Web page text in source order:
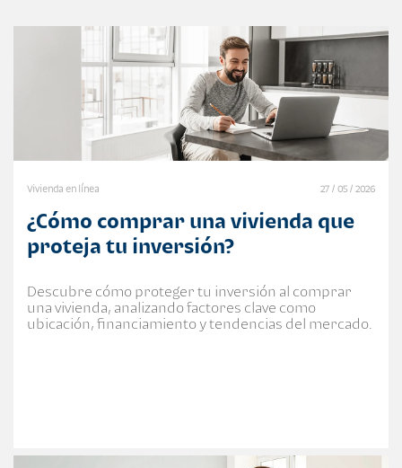
Vivienda en línea 27 / 05 / 2026
¿Cómo comprar una vivienda que
proteja tu inversión?
Descubre cómo proteger tu inversión al comprar
una vivienda, analizando factores clave como
ubicación, financiamiento y tendencias del mercado.